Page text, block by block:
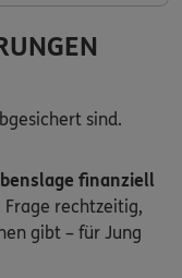
sind.
finanziell
rechtzeitig,
gibt – für Jung